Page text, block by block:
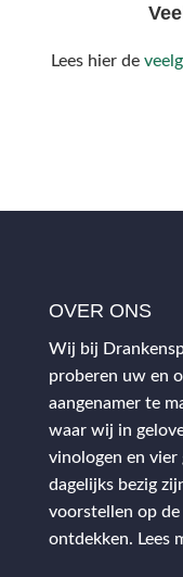
Lees hier de
OVER ONS
Wij bij
proberen uw en
aangenamer te
waar wij in
vinologen en
dagelijks bezig
voorstellen op
ontdekken. Lees